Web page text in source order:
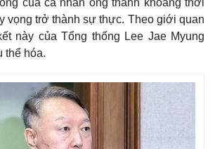
của cá nhân ông thành khoảng thời
vọng trở thành sự thực. Theo giới quan
này của Tổng thống Lee Jae Myung
thể hóa.